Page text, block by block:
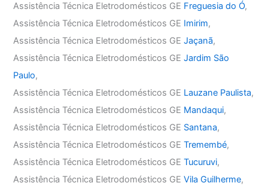
Assistência Técnica Eletrodomésticos GE Freguesia do Ó,
Assistência Técnica Eletrodomésticos GE Imirim,
Assistência Técnica Eletrodomésticos GEJaçanã,
Assistência Técnica Eletrodomésticos GEJardim São
Paulo,
Assistência Técnica Eletrodomésticos GE Lauzane Paulista,
Assistência Técnica Eletrodomésticos GE Mandaqui,
Assistência Técnica Eletrodomésticos GE Santana,
Assistência Técnica Eletrodomésticos GETremembé,
Assistência Técnica Eletrodomésticos GETucuruvi,
Assistência Técnica Eletrodomésticos GEVila Guilherme,